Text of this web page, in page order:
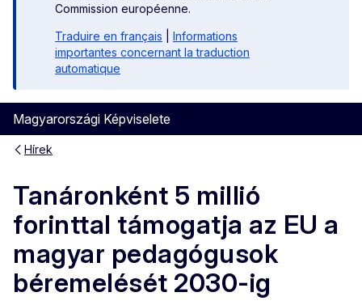
Commission européenne.
Traduire en français
Informations
importantes concernant la traduction
automatique
Magyarországi Képviselete
Hírek
Tanáronként 5 millió
forinttal támogatja az EU a
magyar pedagógusok
béremelését 2030-ig